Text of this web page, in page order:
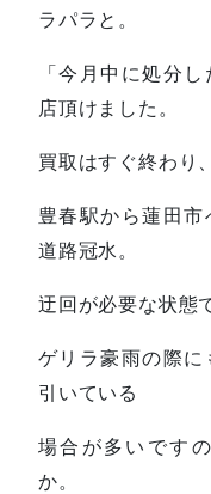
ラパラと。
「今月中に処分
店頂けました。
買取はすぐ終わり
豊春駅から蓮田
道路冠水。
迂回が必要な状態
ゲリラ豪雨の際
引いている
場合が多いです
か。